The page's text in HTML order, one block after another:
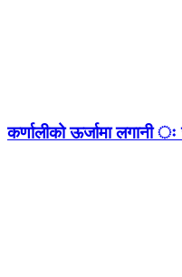
कर्णालीको ऊर्जामा लगानी ः